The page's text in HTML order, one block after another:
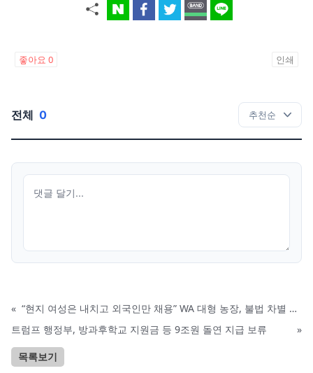
좋아요 0 인쇄
전체 0
«
“현지 여성은 내치고 외국인만 채용” WA 대형 농장, 불법 차별 혐의 피소
트럼프 행정부, 방과후학교 지원금 등 9조원 돌연 지급 보류
»
목록보기